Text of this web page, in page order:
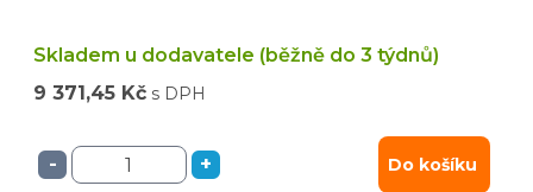
Skladem u dodavatele (běžně do 3 týdnů)
9 371,45 Kč s DPH
- + Do košíku